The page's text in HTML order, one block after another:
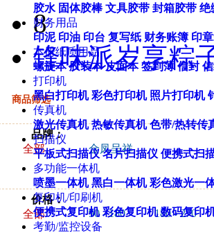
胶水 固体胶棒 文具胶带 封箱胶带 绝
财务用品
印泥 印油 印台 复写纸 财务账簿 印
本册纸质用品
螺旋本 胶装本 皮面本 签到薄 信封
打印机
黑白打印机 彩色打印机 照片打印机
传真机
激光传真机 热敏传真机 色带/热转传
扫描仪
平板式扫描仪 名片扫描仪 便携式扫
多功能一体机
喷墨一体机 黑白一体机 彩色激光一
复印机/印刷机
便携式复印机 彩色复印机 数码复印
考勤/监控设备
8
锋味派岁享粽
商品筛选
品牌：
全部
金凤呈祥
价格：
全部
90 - 180 180 - 270